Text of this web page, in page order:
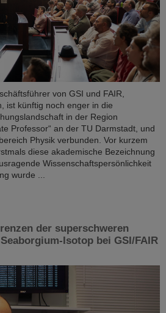
von GSI und FAIR,
ist künftig noch enger in die
in der Region
Professor“ an der TU Darmstadt, und
Physik verbunden. Vor kurzem
diese akademische Bezeichnung
Wissenschaftspersönlichkeit
wurde ...
der superschweren
Isotop bei GSI/FAIR